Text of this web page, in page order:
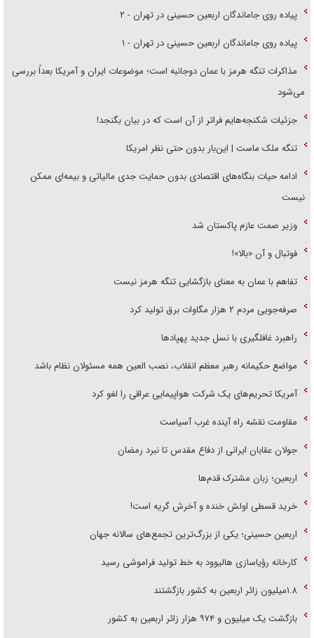
پیاده روی جاماندگان اربعین حسینی در تهران - ۲
پیاده روی جاماندگان اربعین حسینی در تهران - ۱
مذاکرات تنگه هرمز با عمان دوجانبه است؛ موضوعات ایران و آمریکا بعداً بررسی
می‌شود
جزئیات شکنجه‌هایم فراتر از آن است که در بیان بگنجد!
تنگه ملک ماست | این‌بار بدون حتی نظر امریکا
ادامه حیات بنگاه‌های اقتصادی بدون حمایت جدی مالیاتی و بیمه‌ای ممکن
نیست
وزیر صمت عازم پاکستان شد
فوتبال و آن «بالا»!
تفاهم با عمان به معنای بازگشایی تنگه هرمز نیست
صرفه‌جویی مردم ۲ هزار مگاوات برق تولید کرد
راهبرد غافلگیری با نسل جدید پهپاد‌ها
مواضع حکیمانه رهبر معظم انقلاب، نصب العین همه مسئولان نظام باشد
آمریکا تحریم‌های یک شرکت هواپیمایی عراقی را لغو کرد
مقاومت نقشه راه آینده غرب آسیاست
جولان عقابان ایرانی از دفاع مقدس تا نبرد رمضان
اربعین؛ زبان مشترک قدم‌ها
خرید قسطی اولش خنده و آخرش گریه است!
اربعین حسینی؛ یکی از بزرگ‌ترین تجمع‌های سالانه جهان
کارخانه رؤیاسازی هالیوود به خط تولید فراموشی رسید
۱.۸میلیون زائر اربعین به کشور بازگشتند
بازگشت یک میلیون و ۹۷۴ هزار زائر اربعین به کشور